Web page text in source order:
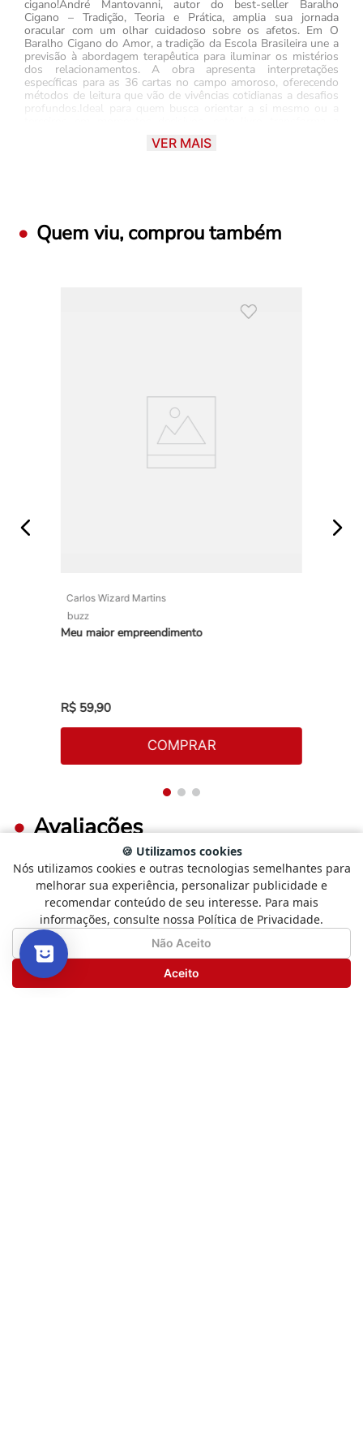
cigano!André Mantovanni, autor do best-seller Baralho
Cigano – Tradição, Teoria e Prática, amplia sua jornada
oracular com um olhar cuidadoso sobre os afetos. Em O
Baralho Cigano do Amor, a tradição da Escola Brasileira une a
previsão à abordagem terapêutica para iluminar os mistérios
dos relacionamentos. A obra apresenta interpretações
específicas para as 36 cartas no campo amoroso, oferecendo
métodos de leitura que vão de vivências cotidianas a desafios
profundos.Ideal para quem busca orientar a si mesmo ou a
cartomancia em uma ponte ética de reflexão e
autoconhecimento. Interprete sinais, entenda a complexidade
VER MAIS
Quem viu, comprou também
Carlos Wizard Martins
buzz
Meu maior empreendimento
R$ 59,90
COMPRAR
Avaliações
5 estrelas
4 estrelas
3 estrelas 0%
2 estrelas 0%
🍪 Utilizamos cookies
Nós utilizamos cookies e outras tecnologias semelhantes para
melhorar sua experiência, personalizar publicidade e
recomendar conteúdo de seu interesse. Para mais
informações, consulte nossa Política de Privacidade.
Não Aceito
Aceito
Como está sendo sua experiência?
Selecione
uma
opção
a
5
Não Satisfeito
Seguinte